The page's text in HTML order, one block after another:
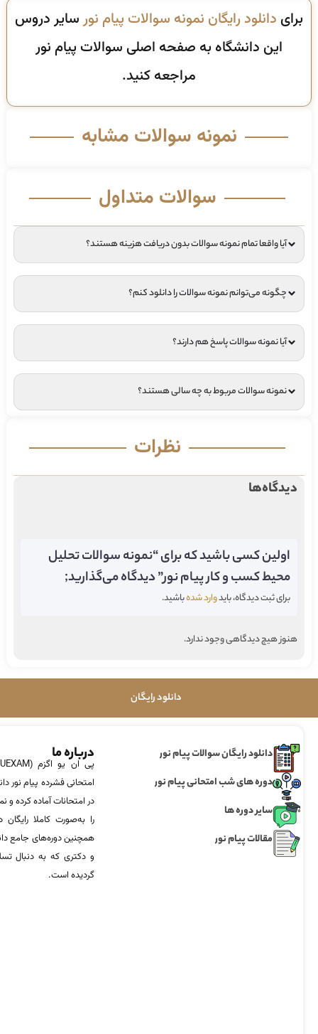
برای دانلود رایگان نمونه سوالات پیام نورسایر دروس
این دانشگاه به صفحه اصلی سوالات پیام نور
مراجعه کنید.
نمونه سوالات مشابه
سوالات متداول
آیا واقعا تمام نمونه سوالات بدون دریافت هزینه هستند؟
چگونه می‌توانم نمونه سوالات را دانلود کنم؟
آیا نمونه سوالات پاسخ هم دارند؟
نمونه سوالات مربوط به چه سالی هستند؟
نظرات
دیدگاه‌ها
اولین کسی باشید که برای “نمونه سوالات تحلیل
محیط کسب و کار پیام نور” دیدگاه می‌گذارید;
برای ثبت دیدگاه، بایدوارد شدهباشید.
هنوز هیچ دیدگاهی وجود ندارد.
دانلود رایگان
دانلود رایگان سوالات پیام نور
دوره های شب امتحانی پیام نور
سایر دوره ها
مقالات پیام نور
درباره ما
امتحانی فشرده پیام نور
در امتحانات آماده‌ کرده
را به‌صورت کاملا
همچنین دوره‌های جامع
و دکتری که به دنبال
گردیده است.